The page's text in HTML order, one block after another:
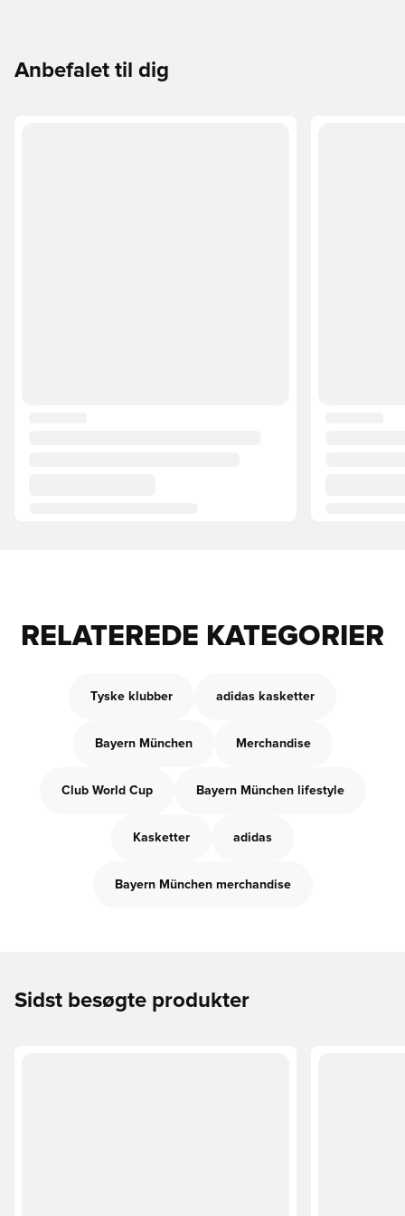
Anbefalet til dig
RELATEREDE KATEGORIER
Tyske klubber adidas kasketter
Bayern München Merchandise
Club World Cup Bayern München lifestyle
Kasketter adidas
Bayern München merchandise
Sidst besøgte produkter